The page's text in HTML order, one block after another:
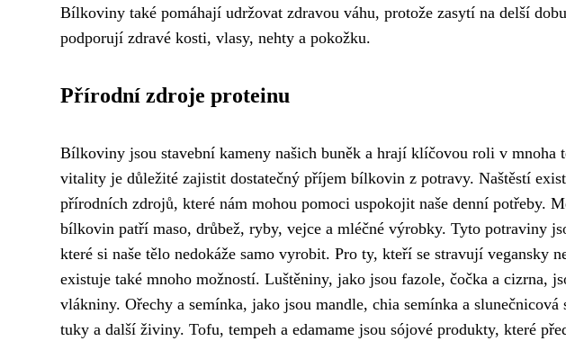
Bílkoviny také pomáhají udržovat zdravou váhu, protože zasytí na delší
podporují zdravé kosti, vlasy, nehty a pokožku.
Přírodní zdroje proteinu
Bílkoviny jsou stavební kameny našich buněk a hrají klíčovou roli v mnoha
vitality je důležité zajistit dostatečný příjem bílkovin z potravy. Naštěstí
přírodních zdrojů, které nám mohou pomoci uspokojit naše denní potřeby.
bílkovin patří maso, drůbež, ryby, vejce a mléčné výrobky. Tyto potraviny
které si naše tělo nedokáže samo vyrobit. Pro ty, kteří se stravují vegansky
existuje také mnoho možností. Luštěniny, jako jsou fazole, čočka a cizrna,
vlákniny. Ořechy a semínka, jako jsou mandle, chia semínka a
tuky a další živiny. Tofu, tempeh a edamame jsou sójové produkty, které